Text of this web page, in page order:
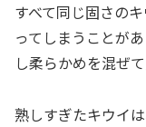
すべて同じ固さの
ってしまうことが
し柔らかめを混ぜ
熟しすぎたキウイ